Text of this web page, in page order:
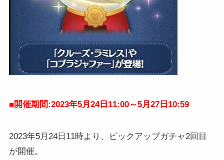
■開催期間:2023年5月24日11:00～5月27日10:59
2023年5月24日11時より、ピックアップガチャ2回目
が開催。